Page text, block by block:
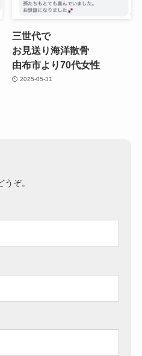
三世代で​
お見送り海洋散骨
由布市より​70​代女性
2025-05-31
ぞ。